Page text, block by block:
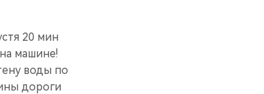
20 мин
машине!
воды по
дороги